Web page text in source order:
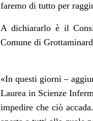
faremo di tutto per
A dichiararlo è il
Comune di
«In questi giorni –
Laurea in Scienze
impedire che ciò